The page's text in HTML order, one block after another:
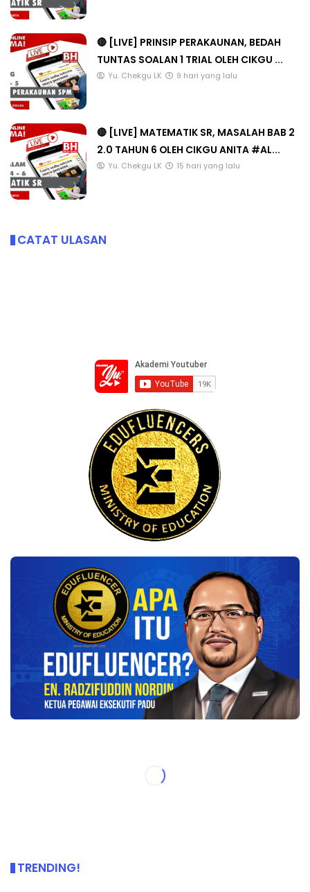
🔴 [LIVE] PRINSIP PERAKAUNAN, BEDAH
TUNTAS SOALAN 1 TRIAL OLEH CIKGU ...
Yu. Chekgu LK 9 hari yang lalu
🔴 [LIVE] MATEMATIK SR, MASALAH BAB 2
2.0 TAHUN 6 OLEH CIKGU ANITA #AL...
Yu. Chekgu LK 15 hari yang lalu
CATAT ULASAN
TRENDING!